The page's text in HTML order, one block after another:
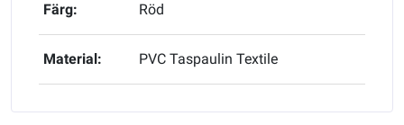
Färg: Röd
Material: PVC Taspaulin Textile